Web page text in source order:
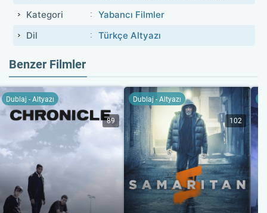
Kategori
Yabancı Filmler
Dil
Türkçe Altyazı
Benzer Filmler
Dublaj - Altyazı
89
Dublaj - Altyazı
102